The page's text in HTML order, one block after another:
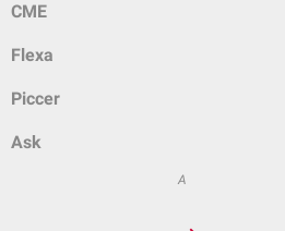
CME
Flexa
Piccer
Ask
A